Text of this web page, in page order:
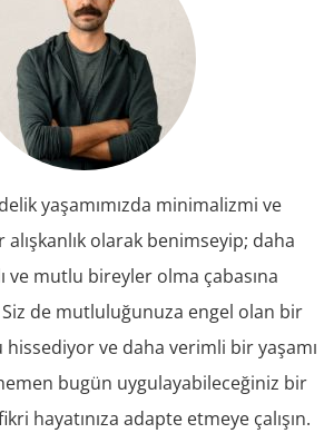
yaşamımızda minimalizmi ve
olarak benimseyip; daha
ve mutlu bireyler olma çabasına
de mutluluğunuza engel olan bir
ve daha verimli bir yaşamı
bugün uygulayabileceğiniz bir
hayatınıza adapte etmeye çalışın.